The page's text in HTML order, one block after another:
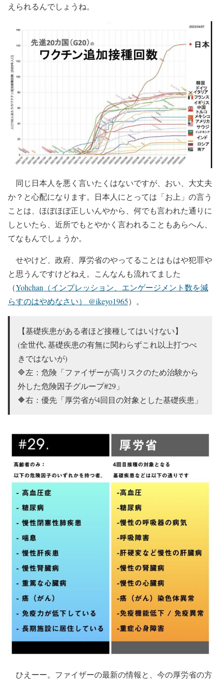
えられるんでしょうね。
同じ日本人を悪く言いたくはないですが、おい、大丈夫
か？と心配になります。日本人にとっては「お上」の言う
ことは、ほぼほぼ正しいんやから、何でも言われた通りに
しといたら、近所でもとやかく言われることもあらへん、
てなもんでしょうか。
せやけど、政府、厚労省のやってることはもはや犯罪や
と思うんですけどねえ。こんなんも流れてました
（Yohchan（インプレッション、エンゲージメント数を減
らすのはやめなさい） @ikeyo1965）。
【基礎疾患がある者ほど接種してはいけない】
(全世代､基礎疾患の有無に関わらずこれ以上打つべ
きではないが)
🔷左：危険「ファイザーが高リスクのため治験から
外した危険因子グループ#29」
🔶右：優先「厚労省が4回目の対象とした基礎疾患」
ひえーー。ファイザーの最新の情報と、今の厚労省の方